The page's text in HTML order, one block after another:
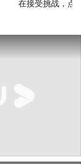
在接受挑战，点